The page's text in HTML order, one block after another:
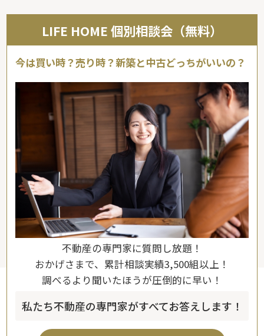
LIFE HOME 個別相談会（無料）
今は買い時？売り時？新築と中古どっちがいいの？
不動産の専門家に質問し放題！
おかげさまで、累計相談実績3,500組以上！
調べるより聞いたほうが圧倒的に早い！
私たち不動産の専門家がすべてお答えします！